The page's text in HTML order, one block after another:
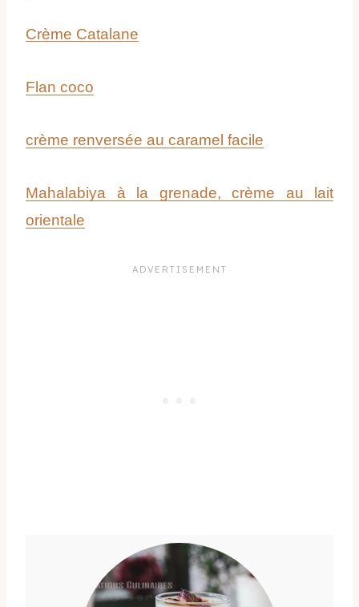
Crème Catalane
Flan coco
crème renversée au caramel facile
Mahalabiya à la grenade, crème au lait
orientale